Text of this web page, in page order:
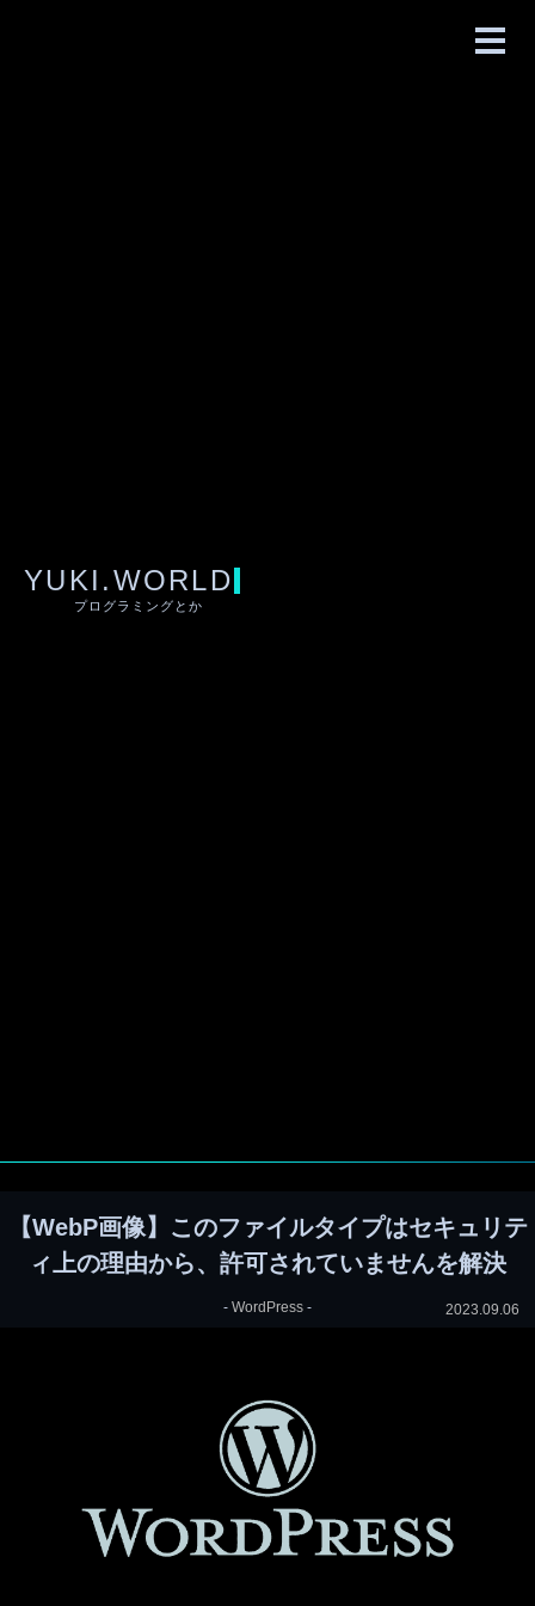
YUKI.WORLD
プログラミングとか
【WebP画像】このファイルタイプはセキュリテ
ィ上の理由から、許可されていませんを解決
- WordPress - 2023.09.06